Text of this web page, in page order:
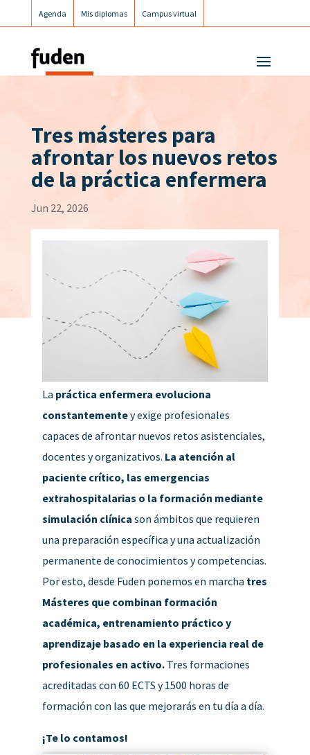
Agenda Mis diplomas Campus virtual
Tres másteres para
afrontar los nuevos retos
de la práctica enfermera
Jun 22, 2026
La práctica enfermera evoluciona
constantementey exige profesionales
capaces de afrontar nuevos retos asistenciales,
docentes y organizativos. La atención al
paciente crítico, las emergencias
extrahospitalarias o la formación mediante
simulación clínica son ámbitos que requieren
una preparación específica y una actualización
permanente de conocimientos y competencias.
Por esto, desde Fuden ponemos en marcha tres
Másteres que combinan formación
académica, entrenamiento práctico y
aprendizaje basado en la experiencia real de
profesionales en activo.Tres formaciones
acreditadas con 60 ECTS y 1500 horas de
formación con las que mejorarás en tu día a día.
¡Te lo contamos!